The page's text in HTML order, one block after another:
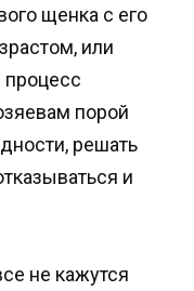
щенка с его
или
процесс
порой
решать
и
не кажутся